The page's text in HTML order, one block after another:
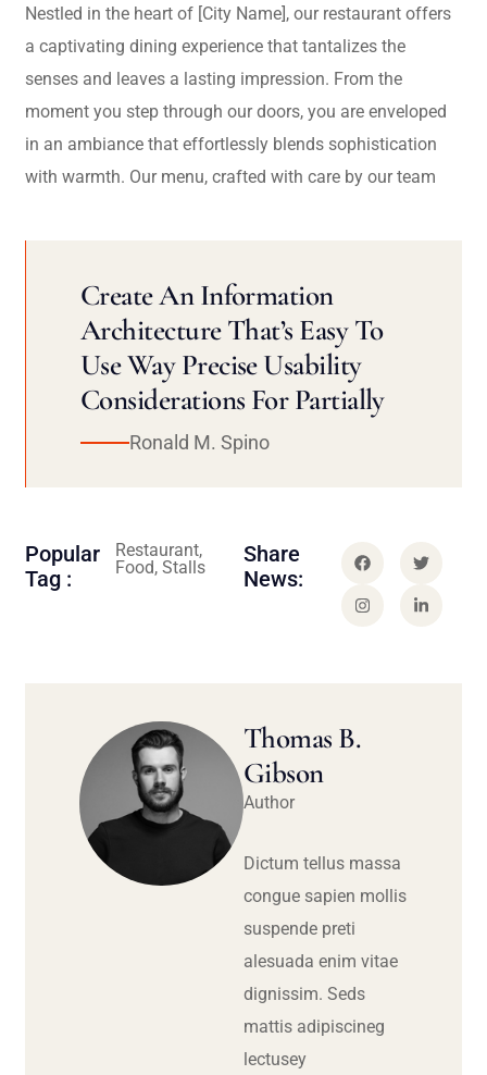
Nestled in the heart of [City Name], our restaurant offers
a captivating dining experience that tantalizes the
senses and leaves a lasting impression. From the
moment you step through our doors, you are enveloped
in an ambiance that effortlessly blends sophistication
with warmth. Our menu, crafted with care by our team
Create An Information
Architecture That’s Easy To
Use Way Precise Usability
Considerations For Partially
Ronald M. Spino
Popular
Tag :
Restaurant,
Food, Stalls
Share
News:
Thomas B.
Gibson
Author
Dictum tellus massa
congue sapien mollis
suspende preti
alesuada enim vitae
dignissim. Seds
mattis adipiscineg
lectusey